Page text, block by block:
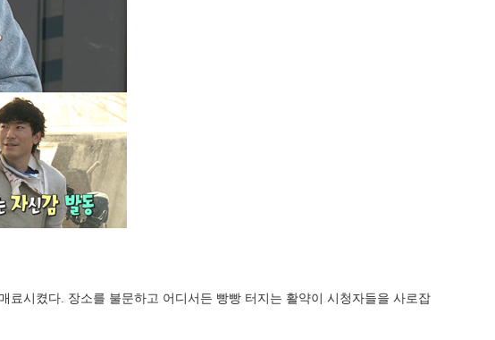
료시켰다. 장소를 불문하고 어디서든 빵빵 터지는 활약이 시청자들을 사로잡